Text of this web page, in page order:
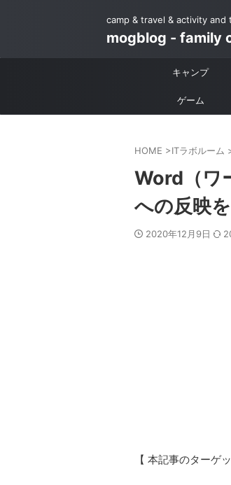
camp & travel & activity and
mogblog - family
キャンプ
ゲーム
HOME >ITラボルーム
Word（ワ
への反映
2020年12月9日
【 本記事のターゲッ